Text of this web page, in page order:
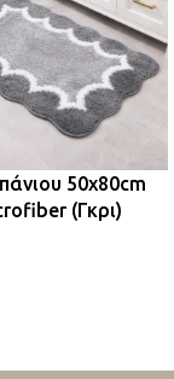
50x80cm
(Γκρι)